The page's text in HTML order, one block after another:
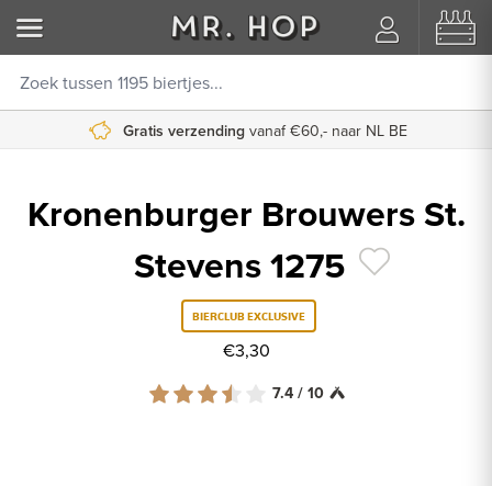
Gratis verzending vanaf €60,- naar NL BE
Kronenburger Brouwers St.
Stevens 1275
BIERCLUB EXCLUSIVE
€3,30
7.4 / 10